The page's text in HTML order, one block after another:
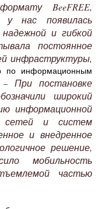
BeeFREE,
у нас появилась
и гибкой
постоянное
инфраструктуры,
по информационным
– При постановке
широкий
информационной
сетей и систем
и внедренное
решение,
мобильность
частью